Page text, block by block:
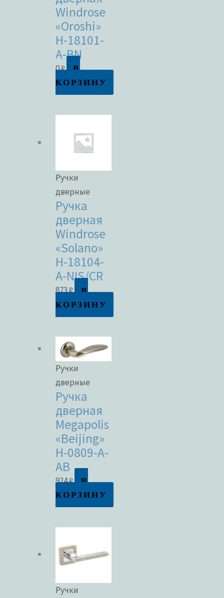
Windrose
«Oroshi»
H-18101-
A-BN
0₽
В
КОРЗИНУ
Ручки
дверные
Ручка
дверная
Windrose
«Solano»
H-18104-
A-NIS/CR
873₽
В
КОРЗИНУ
Ручки
дверные
Ручка
дверная
Megapolis
«Beijing»
H-0809-A-
AB
924₽
В
КОРЗИНУ
Ручки